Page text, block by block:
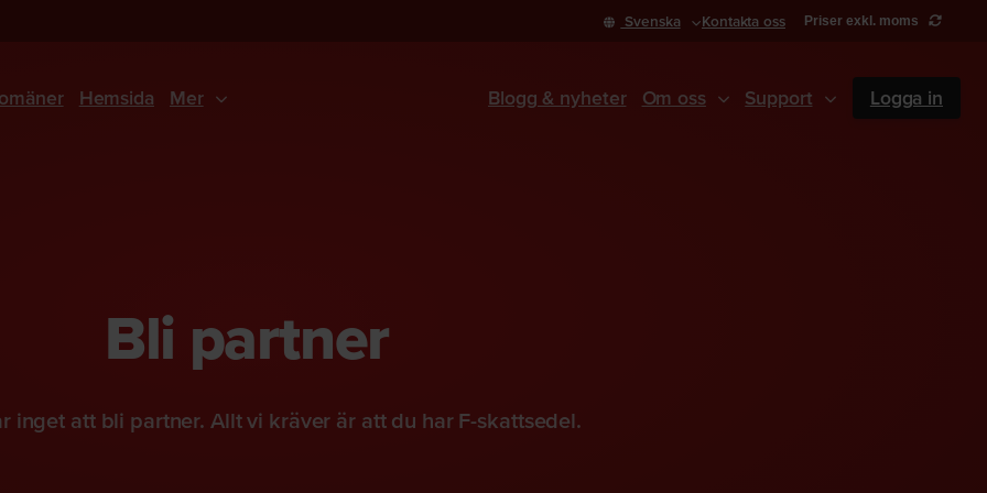
Svenska Kontakta oss Priser exkl. moms
Hemsida Mer Blogg & nyheter Om oss Support Logga in
Bli partner
inget att bli partner. Allt vi kräver är att du har F-skattsedel.